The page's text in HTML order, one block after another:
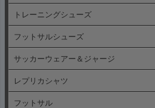
トレーニングシューズ
フットサルシューズ
サッカーウェアー＆ジャージ
レプリカシャツ
フットサル